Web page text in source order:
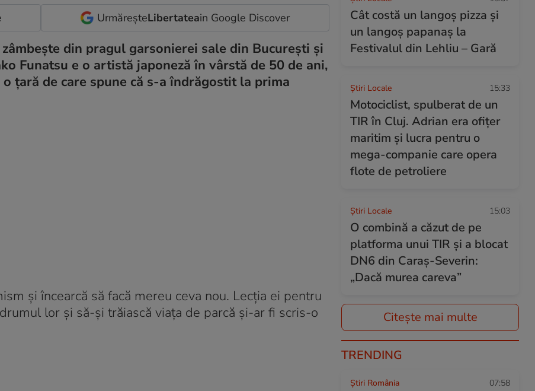
UrmăreșteLibertateain Google Discover
din pragul garsonierei sale din București și
Funatsu e o artistă japoneză în vârstă de 50 de ani,
țară de care spune că s-a îndrăgostit la prima
și încearcă să facă mereu ceva nou. Lecția ei pentru
lor și să-și trăiască viața de parcă și-ar fi scris-o
Cât costă un langoș pizza și
un langoș papanaș la
Festivalul din Lehliu – Gară
Știri Locale 15:33
Motociclist, spulberat de un
TIR în Cluj. Adrian era ofițer
maritim și lucra pentru o
mega-companie care opera
flote de petroliere
Știri Locale 15:03
O combină a căzut de pe
platforma unui TIR și a blocat
DN6 din Caraș-Severin:
„Dacă murea careva”
Citește mai multe
TRENDING
Știri România 07:58